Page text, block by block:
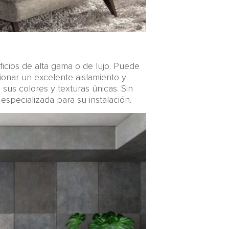
de alta gama o de lujo. Puede
un excelente aislamiento y
colores y texturas únicas. Sin
para su instalación.